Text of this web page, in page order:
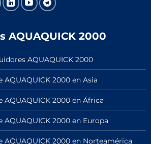
AQUAQUICK 2000
AQUAQUICK 2000
2000 en Asia
AQUAQUICK 2000 en África
2000 en Europa
AQUAQUICK 2000 en Norteamérica